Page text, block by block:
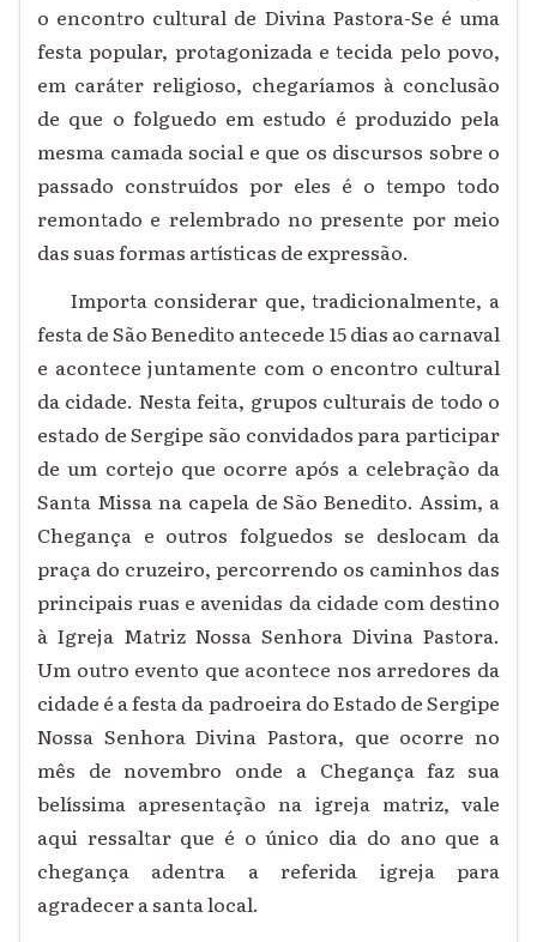
o encontro cultural de Divina Pastora-Se é uma
festa popular, protagonizada e tecida pelo povo,
em caráter religioso, chegaríamos à conclusão
de que o folguedo em estudo é produzido pela
mesma camada social e que os discursos sobre o
passado construídos por eles é o tempo todo
remontado e relembrado no presente por meio
das suas formas artísticas de expressão.
Importa considerar que, tradicionalmente, a
festa de São Benedito antecede 15 dias ao carnaval
e acontece juntamente com o encontro cultural
da cidade. Nesta feita, grupos culturais de todo o
estado de Sergipe são convidados para participar
de um cortejo que ocorre após a celebração da
Santa Missa na capela de São Benedito. Assim, a
Chegança e outros folguedos se deslocam da
praça do cruzeiro, percorrendo os caminhos das
principais ruas e avenidas da cidade com destino
à Igreja Matriz Nossa Senhora Divina Pastora.
Um outro evento que acontece nos arredores da
cidade é a festa da padroeira do Estado de Sergipe
Nossa Senhora Divina Pastora, que ocorre no
mês de novembro onde a Chegança faz sua
belíssima apresentação na igreja matriz, vale
aqui ressaltar que é o único dia do ano que a
chegança adentra a referida igreja para
agradecer a santa local.